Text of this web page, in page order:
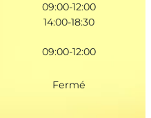
09:00-12:00
14:00-18:30
09:00-12:00
Fermé